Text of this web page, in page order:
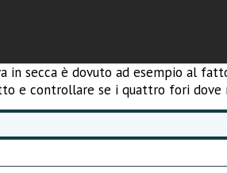
in secca è dovuto ad esempio al
e controllare se i quattro fori dove